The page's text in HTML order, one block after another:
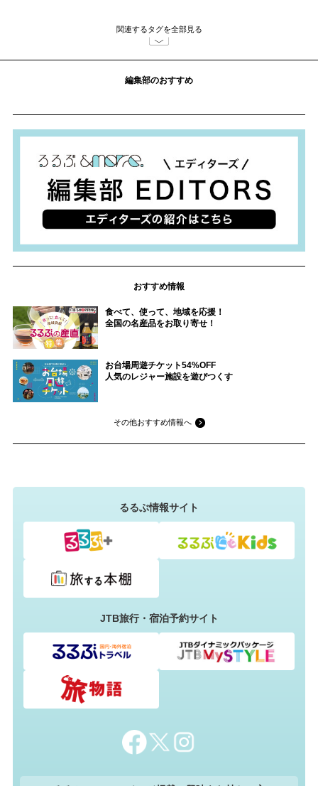
関連するタグを全部見る
編集部のおすすめ
おすすめ情報
食べて、使って、地域を応援！
全国の名産品をお取り寄せ！
お台場周遊チケット54%OFF
人気のレジャー施設を遊びつくす
その他おすすめ情報へ
るるぶ情報サイト
JTB旅行・宿泊予約サイト